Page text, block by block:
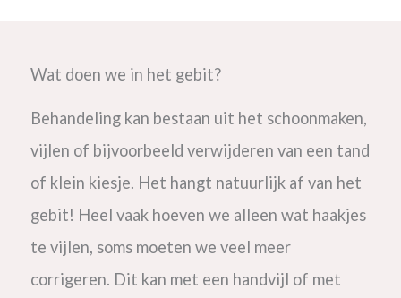
Wat doen we in het gebit?
Behandeling kan bestaan uit het schoonmaken,
vijlen of bijvoorbeeld verwijderen van een tand
of klein kiesje. Het hangt natuurlijk af van het
gebit! Heel vaak hoeven we alleen wat haakjes
te vijlen, soms moeten we veel meer
corrigeren. Dit kan met een handvijl of met